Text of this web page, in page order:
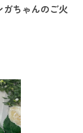
ちゃんのご火